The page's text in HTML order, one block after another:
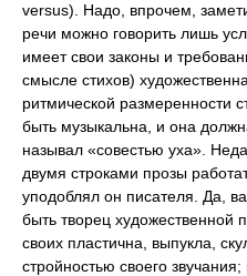
versus). Надо, впрочем,
речи можно говорить лишь
имеет свои законы и
смысле стихов)
ритмической размеренности
быть музыкальна, и она
называл «совестью уха».
двумя строками прозы
уподоблял он писателя. Да,
быть творец художественной
своих пластична, выпукла,
стройностью своего